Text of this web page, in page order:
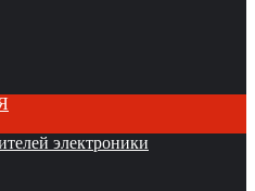
электроники